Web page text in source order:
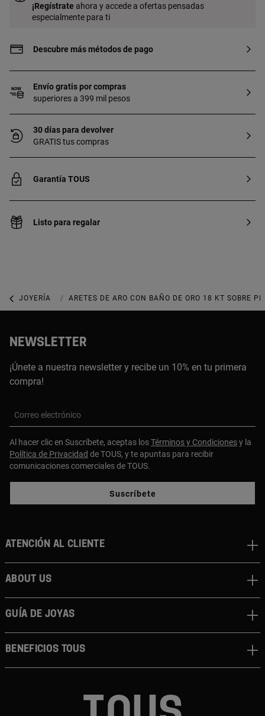
¡Regístrate ahora y accede a ofertas pensadas
especialmente para ti
Descubre más métodos de pago
Envío gratis por compras
superiores a 399 mil pesos
30 días para devolver
GRATIS tus compras
Garantía TOUS
Listo para regalar
JOYERÍA JOYAS CON DIAMANTES DE LABORATORIO
ARETES DE ARO CON BAÑO DE ORO 18 KT SOBRE
NEWSLETTER
¡Únete a nuestra newsletter y recibe un 10% en tu primera
compra!
Correo electrónico
Al hacer clic en Suscríbete, aceptas losTérminos y Condicionesy la
Política de Privacidad de TOUS, y te apuntas para recibir
comunicaciones comerciales de TOUS.
Suscríbete
Atención al cliente
About us
Guía de joyas
Beneficios TOUS